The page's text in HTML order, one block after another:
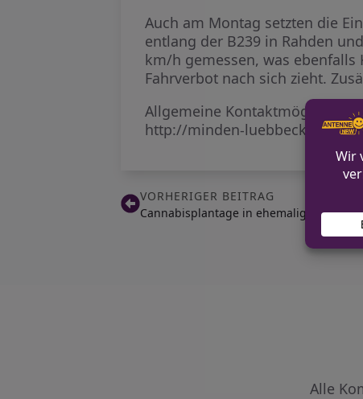
Auch am Montag setzten die
entlang der B239 in Rahden
km/h gemessen, was
Fahrverbot nach sich zieht.
Allgemeine
http://minden-
VORHERIGER BEITRAG
Cannabisplantage in ehemaliger
Alle